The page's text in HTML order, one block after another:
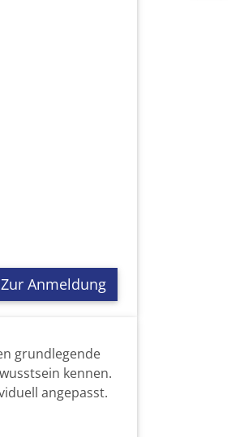
Zur Anmeldung
grundlegende
kennen.
angepasst.